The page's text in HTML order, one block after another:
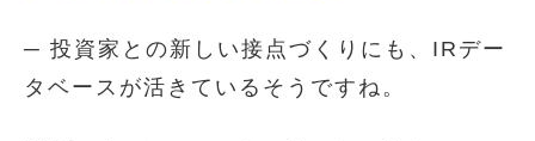
─ 投資家との新しい接点づくりにも、IRデー
タベースが活きているそうですね。